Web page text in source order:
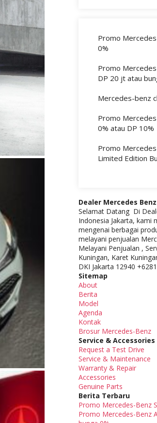
Promo
0%
Promo
DP 20 jt atau
Mercedes-benz
Promo
0% atau DP 10%
Promo
Limited Edition
Dealer Mercedes
Selamat Datang Di
Indonesia Jakarta, kami
mengenai berbagai
melayani penjualan
Melayani Penjualan ,
Kuningan, Karet
DKI Jakarta 12940
Sitemap
About
Berita
Model
Agenda
Kontak
Brosur Mercedes-Benz
Service & Accessories
Request a Test Drive
Service & Maintenance
Warranty & Repair
Accessories
Genuine Parts
Berita Terbaru
Promo Mercedes-Benz
Promo Mercedes-Benz